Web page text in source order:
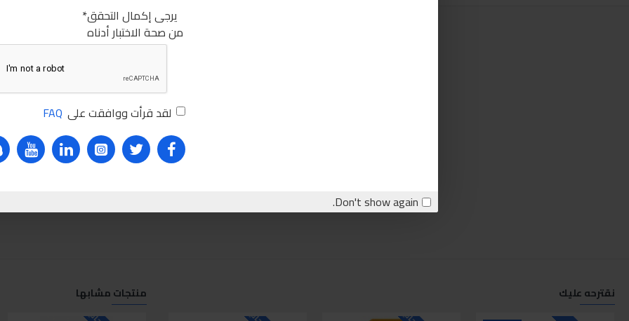
يرجى إكمال التحقق
من صحة الاختبار أدناه
لقد قرأت ووافقت على FAQ
Don't show again.
نقترحه عليك منتجات مشابها